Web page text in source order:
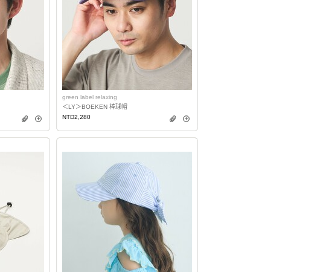
green label relaxing
＜LY＞BOEKEN 棒球帽
NTD2,280